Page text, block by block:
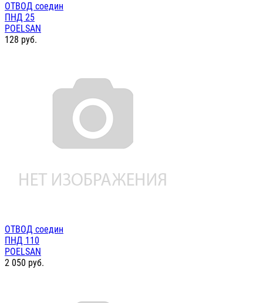
ОТВОД соедин
ПНД 25
POELSAN
128 руб.
ОТВОД соедин
ПНД 110
POELSAN
2 050 руб.